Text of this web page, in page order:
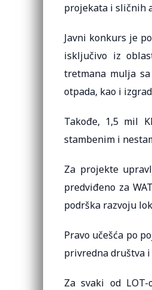
projekata i sličnih
Javni konkurs je
isključivo iz
tretmana mulja
otpada, kao i
Takođe, 1,5 mil
stambenim i
Za projekte
predviđeno za
podrška razvoju
Pravo učešća po
privredna društva i
Za svaki od